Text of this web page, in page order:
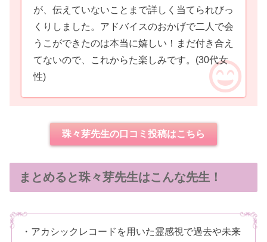
が、伝えていないことまで詳しく当てられびっ
くりしました。アドバイスのおかげで二人で会
うこができたのは本当に嬉しい！まだ付き合え
てないので、これからた楽しみです。 (30代女
性)
珠々芽先生の口コミ投稿はこちら
まとめると珠々芽先生はこんな先生！
・アカシックレコードを用いた霊感視で過去や未来